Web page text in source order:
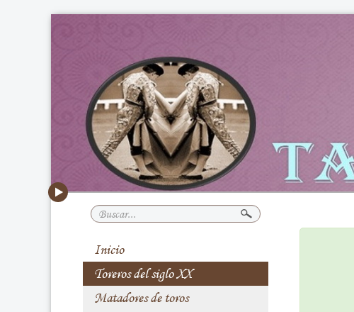
Buscar...
Inicio
Toreros del siglo XX
Matadores de toros